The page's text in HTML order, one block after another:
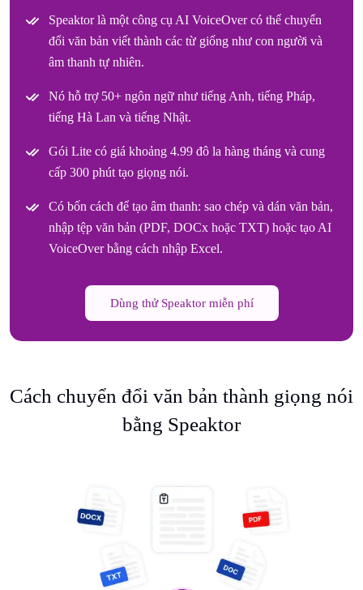
Speaktor là một công cụ AI VoiceOver có thể chuyển
đổi văn bản viết thành các từ giống như con người và
âm thanh tự nhiên.
Nó hỗ trợ 50+ ngôn ngữ như tiếng Anh, tiếng Pháp,
tiếng Hà Lan và tiếng Nhật.
Gói Lite có giá khoảng 4.99 đô la hàng tháng và cung
cấp 300 phút tạo giọng nói.
Có bốn cách để tạo âm thanh: sao chép và dán văn bản,
nhập tệp văn bản (PDF, DOCx hoặc TXT) hoặc tạo AI
VoiceOver bằng cách nhập Excel.
Dùng thử Speaktor miễn phí
Cách chuyển đổi văn bản thành giọng nói
bằng Speaktor